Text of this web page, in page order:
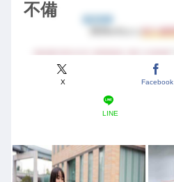
不備
X Facebook
LINE